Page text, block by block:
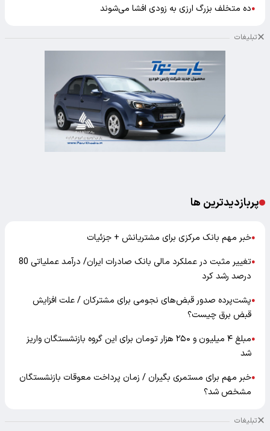
●ده متخلف بزرگ ارزی به زودی افشا می‌شوند
تبلیغات
پربازدیدترین ها
●خبر مهم بانک مرکزی برای مشتریانش + جزئیات
●
تغییر مثبت در عملکرد مالی بانک صادرات ایران/ درآمد عملیاتی 80
درصد رشد کرد
●پشت‌پرده صدور قبض‌های نجومی برای مشترکان / علت افزایش
قبض برق چیست؟
●
مبلغ ۴ میلیون و ۲۵۰ هزار تومان برای این گروه بازنشستگان واریز
شد
●خبر مهم برای مستمری بگیران / زمان پرداخت معوقات بازنشستگان
مشخص شد؟
تبلیغات